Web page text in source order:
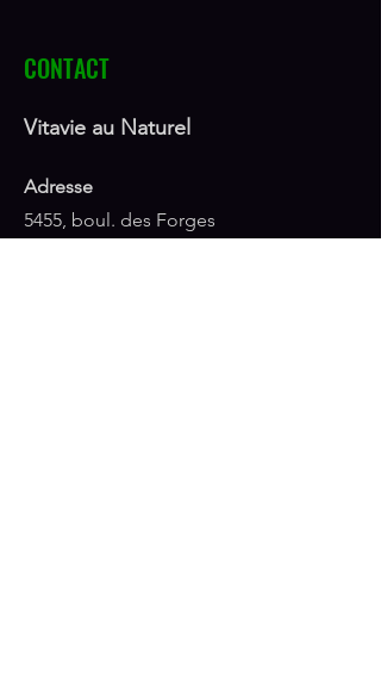
CONTACT
Vitavie au Naturel
Adresse
5455, boul. des Forges